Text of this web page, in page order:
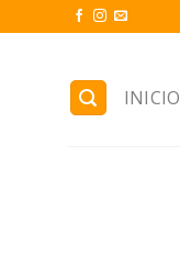
to
INICIO